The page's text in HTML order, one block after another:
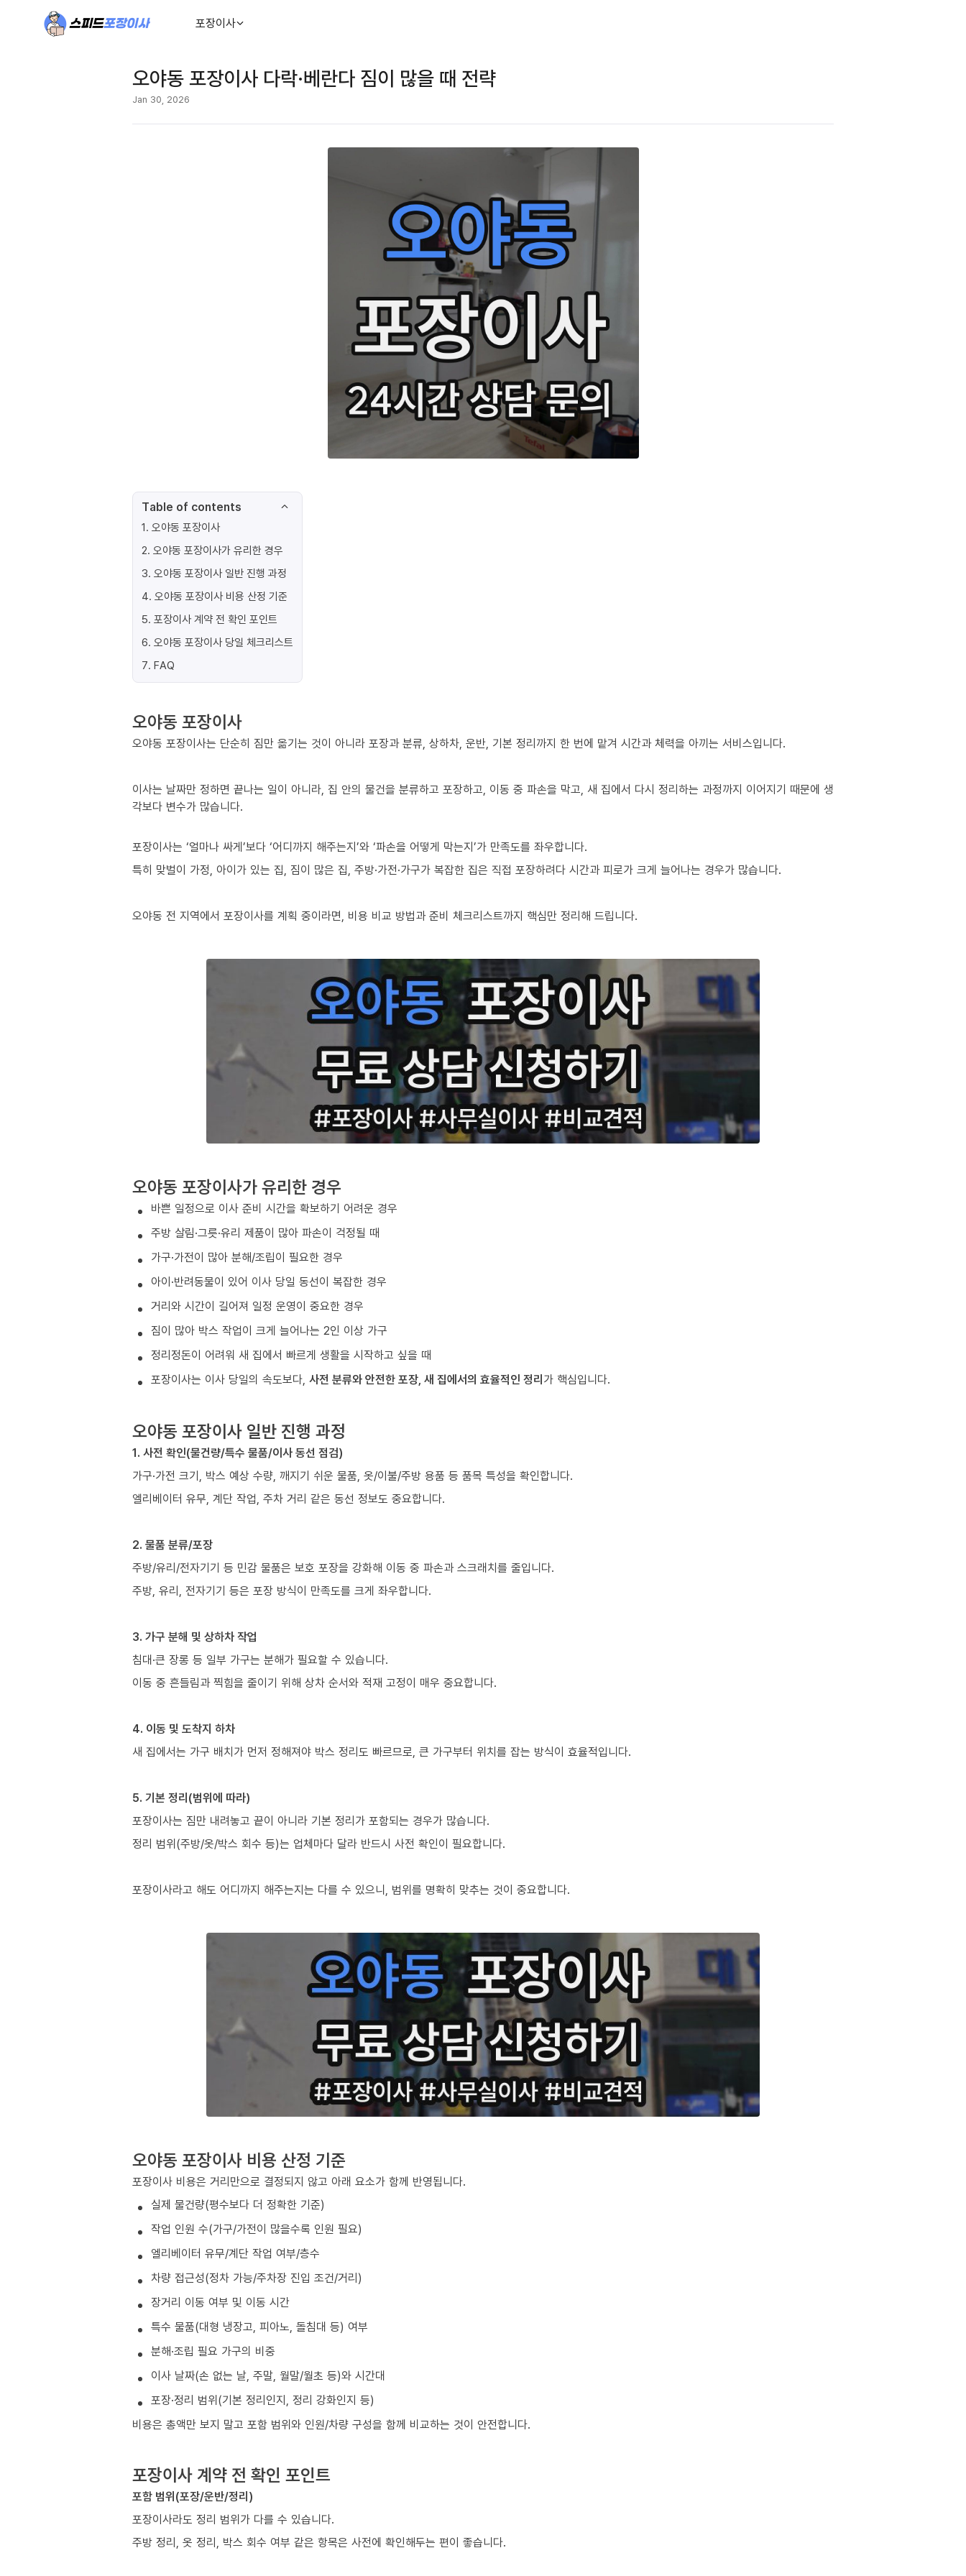
포장이사
오야동 포장이사 다락·베란다 짐이 많을 때 전략
Jan 30, 2026
Table of contents
1. 오야동 포장이사
2. 오야동 포장이사가 유리한 경우
3. 오야동 포장이사 일반 진행 과정
4. 오야동 포장이사 비용 산정 기준
5. 포장이사 계약 전 확인 포인트
6. 오야동 포장이사 당일 체크리스트
7. FAQ
오야동 포장이사
오야동 포장이사는 단순히 짐만 옮기는 것이 아니라 포장과 분류, 상하차, 운반, 기본 정리까지 한 번에 맡겨 시간과 체력을 아끼는 서비스입니다.
이사는 날짜만 정하면 끝나는 일이 아니라, 집 안의 물건을 분류하고 포장하고, 이동 중 파손을 막고, 새 집에서 다시 정리하는 과정까지 이어지기 때문에 생
각보다 변수가 많습니다.
포장이사는 ‘얼마나 싸게’보다 ‘어디까지 해주는지’와 ‘파손을 어떻게 막는지’가 만족도를 좌우합니다.
특히 맞벌이 가정, 아이가 있는 집, 짐이 많은 집, 주방·가전·가구가 복잡한 집은 직접 포장하려다 시간과 피로가 크게 늘어나는 경우가 많습니다.
오야동 전 지역에서 포장이사를 계획 중이라면, 비용 비교 방법과 준비 체크리스트까지 핵심만 정리해 드립니다.
오야동 포장이사가 유리한 경우
바쁜 일정으로 이사 준비 시간을 확보하기 어려운 경우
주방 살림·그릇·유리 제품이 많아 파손이 걱정될 때
가구·가전이 많아 분해/조립이 필요한 경우
아이·반려동물이 있어 이사 당일 동선이 복잡한 경우
거리와 시간이 길어져 일정 운영이 중요한 경우
짐이 많아 박스 작업이 크게 늘어나는 2인 이상 가구
정리정돈이 어려워 새 집에서 빠르게 생활을 시작하고 싶을 때
포장이사는 이사 당일의 속도보다, 사전 분류와 안전한 포장, 새 집에서의 효율적인 정리가 핵심입니다.
오야동 포장이사 일반 진행 과정
1. 사전 확인(물건량/특수 물품/이사 동선 점검)
가구·가전 크기, 박스 예상 수량, 깨지기 쉬운 물품, 옷/이불/주방 용품 등 품목 특성을 확인합니다.
엘리베이터 유무, 계단 작업, 주차 거리 같은 동선 정보도 중요합니다.
2. 물품 분류/포장
주방/유리/전자기기 등 민감 물품은 보호 포장을 강화해 이동 중 파손과 스크래치를 줄입니다.
주방, 유리, 전자기기 등은 포장 방식이 만족도를 크게 좌우합니다.
3. 가구 분해 및 상하차 작업
침대·큰 장롱 등 일부 가구는 분해가 필요할 수 있습니다.
이동 중 흔들림과 찍힘을 줄이기 위해 상차 순서와 적재 고정이 매우 중요합니다.
4. 이동 및 도착지 하차
새 집에서는 가구 배치가 먼저 정해져야 박스 정리도 빠르므로, 큰 가구부터 위치를 잡는 방식이 효율적입니다.
5. 기본 정리(범위에 따라)
포장이사는 짐만 내려놓고 끝이 아니라 기본 정리가 포함되는 경우가 많습니다.
정리 범위(주방/옷/박스 회수 등)는 업체마다 달라 반드시 사전 확인이 필요합니다.
포장이사라고 해도 어디까지 해주는지는 다를 수 있으니, 범위를 명확히 맞추는 것이 중요합니다.
오야동 포장이사 비용 산정 기준
포장이사 비용은 거리만으로 결정되지 않고 아래 요소가 함께 반영됩니다.
실제 물건량(평수보다 더 정확한 기준)
작업 인원 수(가구/가전이 많을수록 인원 필요)
엘리베이터 유무/계단 작업 여부/층수
차량 접근성(정차 가능/주차장 진입 조건/거리)
장거리 이동 여부 및 이동 시간
특수 물품(대형 냉장고, 피아노, 돌침대 등) 여부
분해·조립 필요 가구의 비중
이사 날짜(손 없는 날, 주말, 월말/월초 등)와 시간대
포장·정리 범위(기본 정리인지, 정리 강화인지 등)
비용은 총액만 보지 말고 포함 범위와 인원/차량 구성을 함께 비교하는 것이 안전합니다.
포장이사 계약 전 확인 포인트
포함 범위(포장/운반/정리)
포장이사라도 정리 범위가 다를 수 있습니다.
주방 정리, 옷 정리, 박스 회수 여부 같은 항목은 사전에 확인해두는 편이 좋습니다.